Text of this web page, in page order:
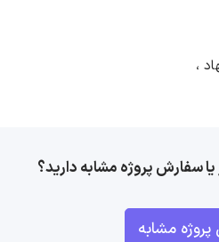
یا سفارش پروژه مشابه دارید؟
مشابه